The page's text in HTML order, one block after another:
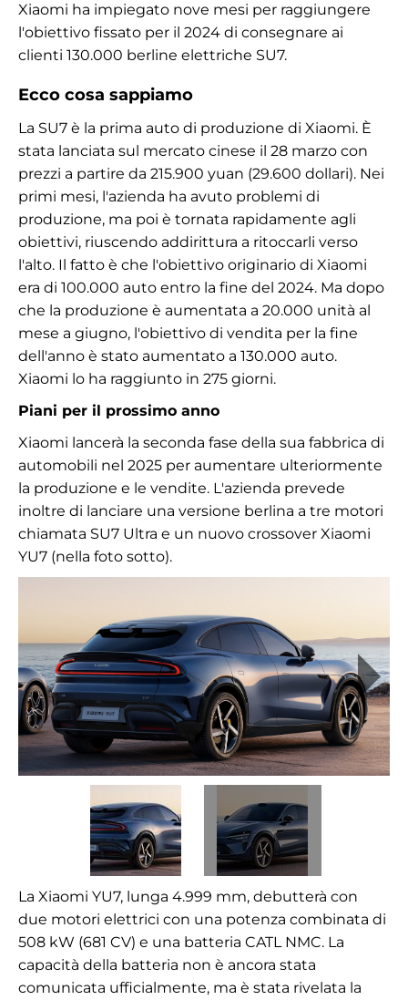
Xiaomi ha impiegato nove mesi per raggiungere
l'obiettivo fissato per il 2024 di consegnare ai
clienti 130.000 berline elettriche SU7.
Ecco cosa sappiamo
La SU7 è la prima auto di produzione di Xiaomi. È
stata lanciata sul mercato cinese il 28 marzo con
prezzi a partire da 215.900 yuan (29.600 dollari). Nei
primi mesi, l'azienda ha avuto problemi di
produzione, ma poi è tornata rapidamente agli
obiettivi, riuscendo addirittura a ritoccarli verso
l'alto. Il fatto è che l'obiettivo originario di Xiaomi
era di 100.000 auto entro la fine del 2024. Ma dopo
che la produzione è aumentata a 20.000 unità al
mese a giugno, l'obiettivo di vendita per la fine
dell'anno è stato aumentato a 130.000 auto.
Xiaomi lo ha raggiunto in 275 giorni.
Piani per il prossimo anno
Xiaomi lancerà la seconda fase della sua fabbrica di
automobili nel 2025 per aumentare ulteriormente
la produzione e le vendite. L'azienda prevede
inoltre di lanciare una versione berlina a tre motori
chiamata SU7 Ultra e un nuovo crossover Xiaomi
YU7 (nella foto sotto).
La Xiaomi YU7, lunga 4.999 mm, debutterà con
due motori elettrici con una potenza combinata di
508 kW (681 CV) e una batteria CATL NMC. La
capacità della batteria non è ancora stata
comunicata ufficialmente, ma è stata rivelata la